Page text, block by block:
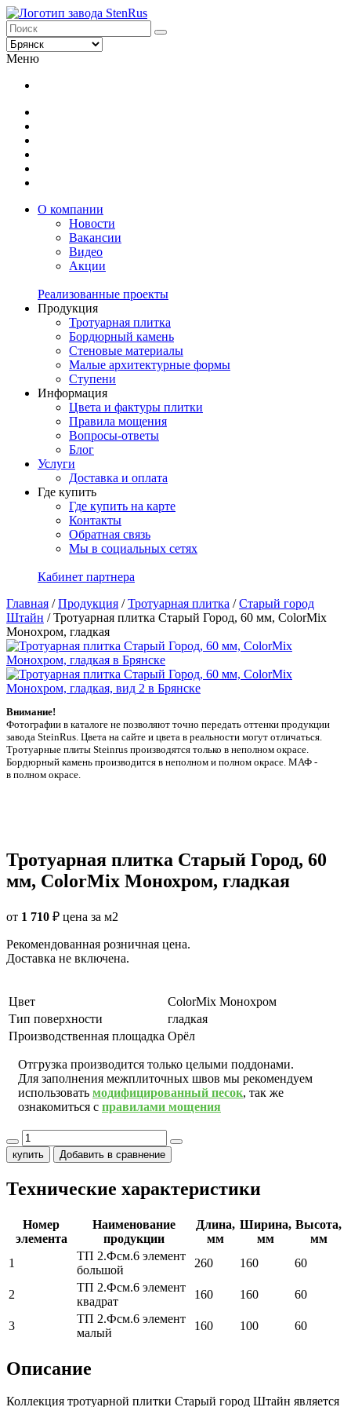
Меню
О компании
Новости
Вакансии
Видео
Акции
Реализованные проекты
Продукция
Тротуарная плитка
Бордюрный камень
Стеновые материалы
Малые архитектурные формы
Ступени
Информация
Цвета и фактуры плитки
Правила мощения
Вопросы-ответы
Блог
Услуги
Доставка и оплата
Где купить
Где купить на карте
Контакты
Обратная связь
Мы в социальных сетях
Кабинет партнера
Главная /Продукция /Тротуарная плитка /Старый город
Штайн /Тротуарная плитка Старый Город, 60 мм, ColorMix
Монохром, гладкая
Внимание!
Фотографии в каталоге не позволяют точно передать оттенки продукции
заводa SteinRus. Цвета на сайте и цвета в реальности могут отличаться.
Тротуарные плиты Steinrus производятся только в неполном окрасе.
Бордюрный камень производится в неполном и полном окрасе. МАФ -
в полном окрасе.
Тротуарная плитка Старый Город, 60
мм, ColorMix Монохром, гладкая
от 1 710 ₽ цена за м2
Рекомендованная розничная цена.
Доставка не включена.
Цвет
ColorMix Монохром
Тип поверхности
гладкая
Производственная площадка Орёл
Отгрузка производится только целыми поддонами.
Для заполнения межплиточных швов мы рекомендуем
использовать модифицированный песок, так же
ознакомиться с правилами мощения
купить Добавить в сравнение
Технические характеристики
Номер
элемента
Наименование
продукции
Длина,
мм
Ширина,
мм
Высота,
мм
1
ТП 2.Фсм.6 элемент
большой
260 160 60
2
ТП 2.Фсм.6 элемент
квадрат
160 160 60
3
ТП 2.Фсм.6 элемент
малый
160 100 60
Описание
Коллекция тротуарной плитки Старый город Штайн является